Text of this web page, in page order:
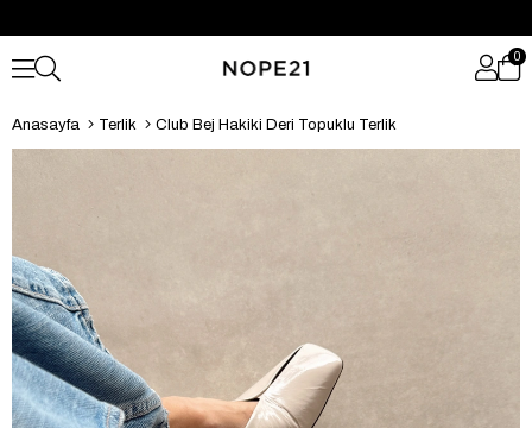
0
Anasayfa Terlik Club Bej Hakiki Deri Topuklu Terlik